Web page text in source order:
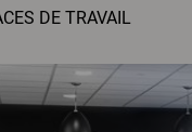
DE TRAVAIL